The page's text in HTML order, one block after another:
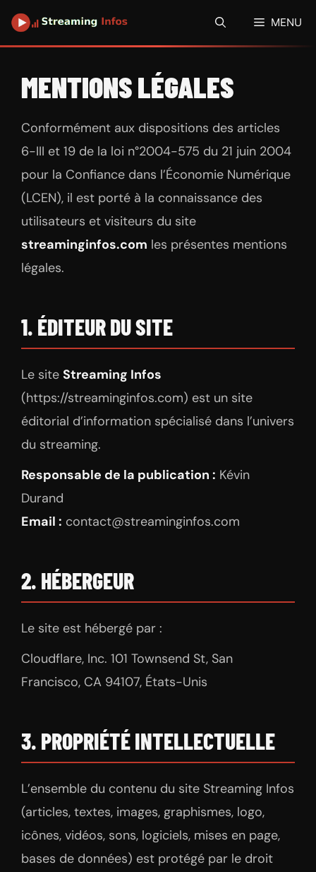
Aller
au
contenu
MENU
MENTIONS LÉGALES
Conformément aux dispositions des articles
6-III et 19 de la loi n°2004-575 du 21 juin 2004
pour la Confiance dans l’Économie Numérique
(LCEN), il est porté à la connaissance des
utilisateurs et visiteurs du site
streaminginfos.com les présentes mentions
légales.
1. ÉDITEUR DU SITE
Le site Streaming Infos
(https://streaminginfos.com) est un site
éditorial d’information spécialisé dans l’univers
du streaming.
Responsable de la publication : Kévin
Durand
Email : contact@streaminginfos.com
2. HÉBERGEUR
Le site est hébergé par :
Cloudflare, Inc. 101 Townsend St, San
Francisco, CA 94107, États-Unis
3. PROPRIÉTÉ INTELLECTUELLE
L’ensemble du contenu du site Streaming Infos
(articles, textes, images, graphismes, logo,
icônes, vidéos, sons, logiciels, mises en page,
bases de données) est protégé par le droit